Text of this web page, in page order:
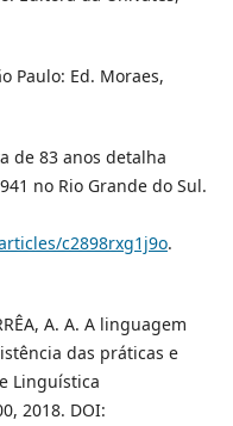
Paulo: Ed. Moraes,
de 83 anos detalha
no Rio Grande do Sul.
c2898rxg1j9o.
A. A. A linguagem
das práticas e
Linguística
2018. DOI: